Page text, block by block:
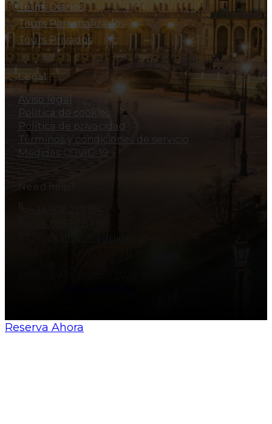
Tours Diarios
Tours Personalizados
Tours Privados
Legal
Aviso legal
Política de cookies
Política de privacidad
Términos y condiciones de servicio
Medidas COVID-19
Reserva Ahora